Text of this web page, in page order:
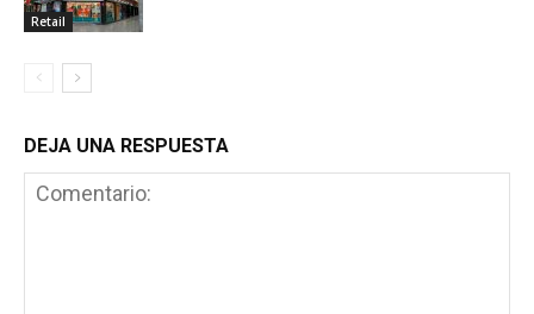
Retail
DEJA UNA RESPUESTA